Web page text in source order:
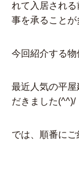
れて入居され
事を承ることが
今回紹介する
最近人気の平
だきました(^^)/
では、順番にご